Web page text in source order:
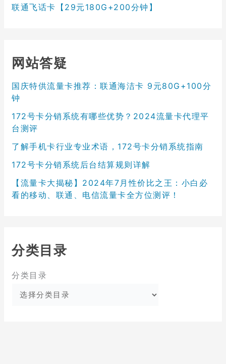
联通飞话卡【29元180G+200分钟】
网站答疑
国庆特供流量卡推荐：联通海洁卡 9元80G+100分
钟
172号卡分销系统有哪些优势？2024流量卡代理平
台测评
了解手机卡行业专业术语，172号卡分销系统指南
172号卡分销系统后台结算规则详解
【流量卡大揭秘】2024年7月性价比之王：小白必
看的移动、联通、电信流量卡全方位测评！
分类目录
分类目录